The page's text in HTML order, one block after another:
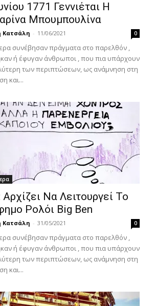
1771 Γεννιέται Η
Μπουμπουλίνα
Κατσάλη - 11/06/2021 0
συνέβησαν πράγματα στο παρελθόν ,
ή έφυγαν άνθρωποι , που πια υπάρχουν
των περιπτώσεων, ως ανάμνηση στη
και...
Αρχίζει Να Λειτουργεί Το
Ρολόι Big Ben
Κατσάλη - 31/05/2021 0
συνέβησαν πράγματα στο παρελθόν ,
ή έφυγαν άνθρωποι , που πια υπάρχουν
των περιπτώσεων, ως ανάμνηση στη
και...